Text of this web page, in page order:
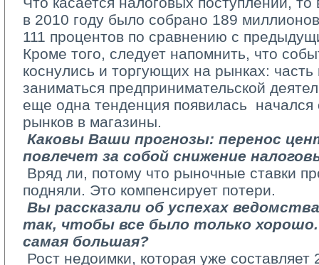
в 2010 году было собрано 189
111 процентов по сравнению с
Кроме того, следует напомнить, что
коснулись и торгующих на рынках: часть
заниматься предпринимательской
еще одна тенденция появилась ­ начался
рынков в магазины.
Каковы Ваши прогнозы: перенос
повлечет за собой снижение
Вряд ли, потому что рыночные ставки
подняли. Это компенсирует потери.
Вы рассказали об успехах
так, чтобы все было только хорошо.
самая большая?
Рост недоимки, которая уже